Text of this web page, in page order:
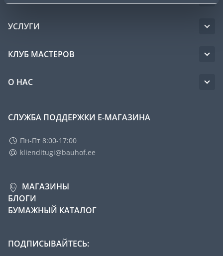
УСЛУГИ
КЛУБ МАСТЕРОВ
О НАС
СЛУЖБА ПОДДЕРЖКИ Е-МАГАЗИНА
Пн-Пт 8:00-17:00
klienditugi@bauhof.ee
МАГАЗИНЫ
БЛОГИ
БУМАЖНЫЙ КАТАЛОГ
ПОДПИСЫВАЙТЕСЬ: